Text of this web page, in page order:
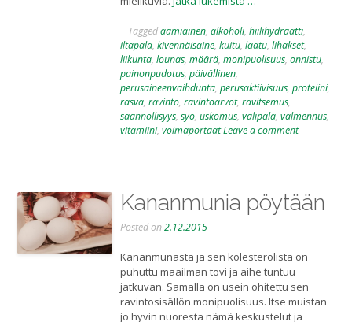
Taggedaamiainen,alkoholi,hiilihydraatti,
iltapala,kivennäisaine,kuitu,laatu,lihakset,
liikunta,lounas,määrä,monipuolisuus,onnistu,
painonpudotus,päivällinen,
perusaineenvaihdunta,perusaktiivisuus,proteiini,
rasva,ravinto,ravintoarvot,ravitsemus,
säännöllisyys,syö,uskomus,välipala,valmennus,
vitamiini,voimaportaatLeave a comment
Kananmunia pöytään
Posted on2.12.2015
Kananmunasta ja sen kolesterolista on
puhuttu maailman tovi ja aihe tuntuu
jatkuvan. Samalla on usein ohitettu sen
ravintosisällön monipuolisuus. Itse muistan
jo hyvin nuoresta nämä keskustelut ja